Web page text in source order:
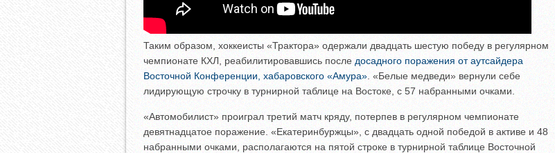
Таким образом, хоккеисты «Трактора» одержали двадцать шестую победу в регулярном
чемпионате КХЛ, реабилитировавшись после досадного поражения от аутсайдера
Восточной Конференции, хабаровского «Амура» . «Белые медведи» вернули себе
лидирующую строчку в турнирной таблице на Востоке, с 57 набранными очками.
«Автомобилист» проиграл третий матч кряду, потерпев в регулярном чемпионате
девятнадцатое поражение. «Екатеринбуржцы», с двадцать одной победой в активе и 48
набранными очками, располагаются на пятой строке в турнирной таблице Восточной